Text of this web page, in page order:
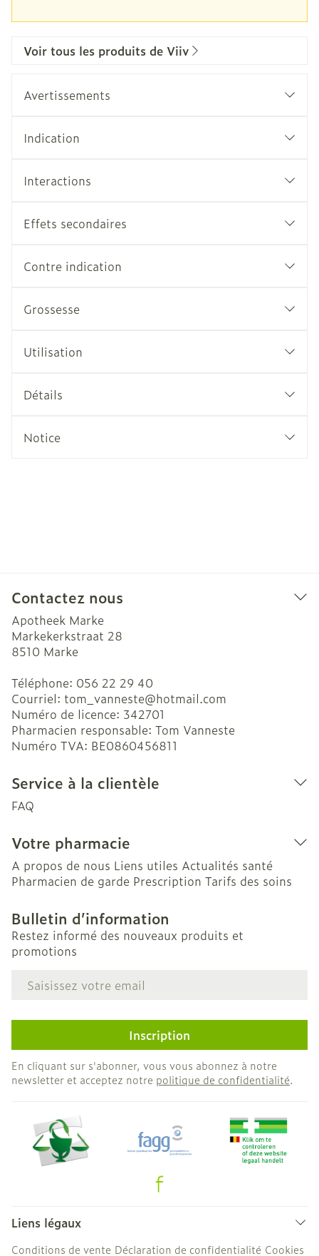
Voir tous les produits de Viiv
Avertissements
Indication
Interactions
Effets secondaires
Contre indication
Grossesse
Utilisation
Détails
Notice
Contactez nous
Apotheek Marke
Markekerkstraat 28
8510 Marke
Téléphone: 056 22 29 40
Courriel: tom_vanneste@hotmail.com
Numéro de licence: 342701
Pharmacien responsable: Tom Vanneste
Numéro TVA: BE0860456811
Service à la clientèle
FAQ
Votre pharmacie
A propos de nous Liens utiles Actualités santé
Pharmacien de garde Prescription Tarifs des soins
Bulletin d’information
Restez informé des nouveaux produits et
promotions
Adresse mail
Inscription
En cliquant sur s'abonner, vous vous abonnez à notre
newsletter et acceptez notre politique de confidentialité.
Liens légaux
Conditions de vente Déclaration de confidentialité Cookies